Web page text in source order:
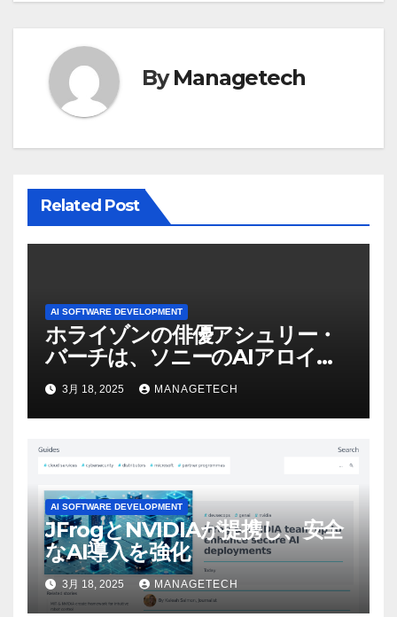
ー
シ
ByManagetech
Related Post
AI SOFTWARE DEVELOPMENT
ホライゾンの俳優アシュリー・
バーチは、ソニーのAIアロイの
ビデオを見て「ゲームパフォー
マンスという芸術形式に不安を
感じた」と語る – IGN
3月 18, 2025 MANAGETECH
AI SOFTWARE DEVELOPMENT
JFrogとNVIDIAが提携し、安全
なAI導入を強化
3月 18, 2025 MANAGETECH